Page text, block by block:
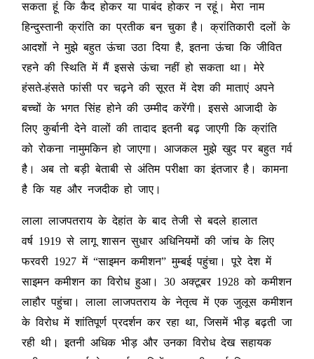
सकता हूं कि कैद होकर या पाबंद होकर न रहूं। मेरा नाम
हिन्दुस्तानी क्रांति का प्रतीक बन चुका है। क्रांतिकारी दलों के
आदशों ने मुझे बहुत ऊंचा उठा दिया है, इतना ऊंचा कि जीवित
रहने की स्थिति में मैं इससे ऊंचा नहीं हो सकता था। मेरे
हंसते-हंसते फांसी पर चढ़ने की सूरत में देश की माताएं अपने
बच्चों के भगत सिंह होने की उम्मीद करेंगी। इससे आजादी के
लिए कुर्बानी देने वालों की तादाद इतनी बढ़ जाएगी कि क्रांति
को रोकना नामुमकिन हो जाएगा। आजकल मुझे खुद पर बहुत गर्व
है। अब तो बड़ी बेताबी से अंतिम परीक्षा का इंतजार है। कामना
है कि यह और नजदीक हो जाए।
लाला लाजपतराय के देहांत के बाद तेजी से बदले हालात
वर्ष 1919 से लागू शासन सुधार अधिनियमों की जांच के लिए
फरवरी 1927 में “साइमन कमीशन” मुम्बई पहुंचा। पूरे देश में
साइमन कमीशन का विरोध हुआ। 30 अक्टूबर 1928 को कमीशन
लाहौर पहुंचा। लाला लाजपतराय के नेतृत्व में एक जुलूस कमीशन
के विरोध में शांतिपूर्ण प्रदर्शन कर रहा था, जिसमें भीड़ बढ़ती जा
रही थी। इतनी अधिक भीड़ और उनका विरोध देख सहायक